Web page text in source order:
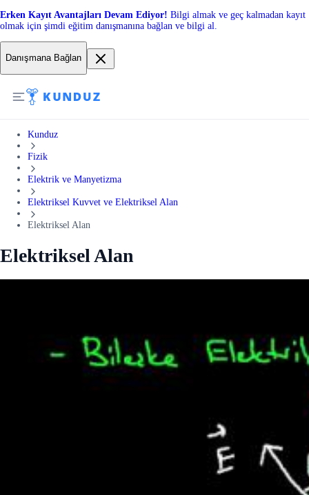
Erken Kayıt Avantajları Devam Ediyor! Bilgi almak ve geç kalmadan kayıt
olmak için şimdi eğitim danışmanına bağlan ve bilgi al.
Danışmana Bağlan
Kunduz
Fizik
Elektrik ve Manyetizma
Elektriksel Kuvvet ve Elektriksel Alan
Elektriksel Alan
Elektriksel Alan